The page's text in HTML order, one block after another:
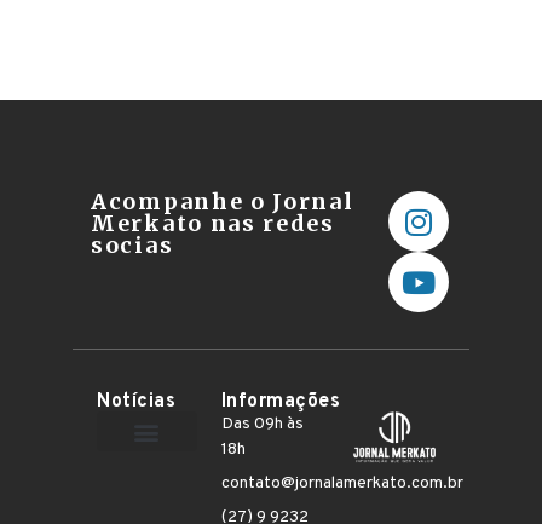
Acompanhe o Jornal
Merkato nas redes
socias
Notícias Informações
Das 09h às
18h
contato@jornalamerkato.com.br
(27) 9 9232